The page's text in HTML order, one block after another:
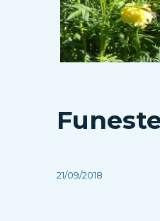
Publié
21/09/2018